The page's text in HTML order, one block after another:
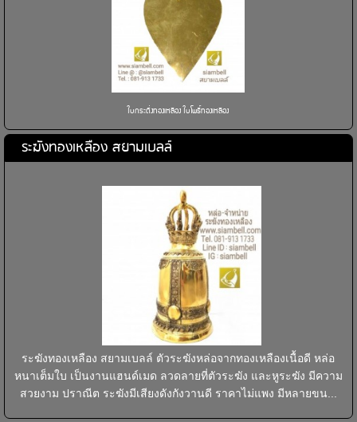
ใบกระดิ่งทองเหลือง ใบโพธิ์ทองเหลือง
ระฆังทองเหลือง สยามเบลล์
ระฆังทองเหลือง สยามเบลล์ ตัวระฆังหล่อจากทองเหลืองเนื้อดี หล่อ
หนาเต็มใบ เป็นงานแฮนด์เมด ลวดลายที่ตัวระฆัง และหูระฆัง มีความ
สวยงาม ปราณีต ระฆังมีเสียงดังกังวานดี ราคาไม่แพง มีหลายขน...